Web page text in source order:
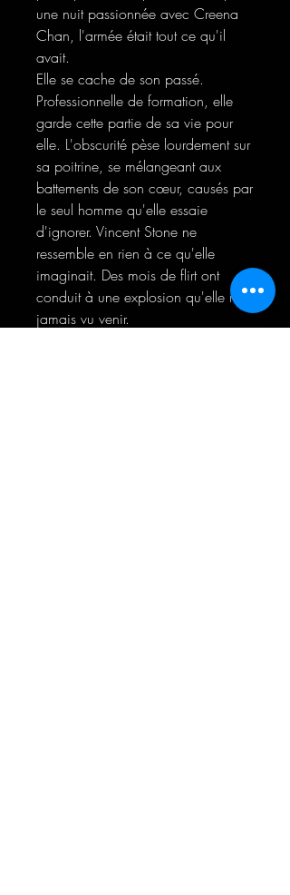
une nuit passionnée avec Creena
Chan, l'armée était tout ce qu'il
avait.
Elle se cache de son passé.
Professionnelle de formation, elle
garde cette partie de sa vie pour
elle. L'obscurité pèse lourdement sur
sa poitrine, se mélangeant aux
battements de son cœur, causés par
le seul homme qu'elle essaie
d'ignorer. Vincent Stone ne
ressemble en rien à ce qu'elle
imaginait. Des mois de flirt ont
conduit à une explosion qu'elle n'a
jamais vu venir.